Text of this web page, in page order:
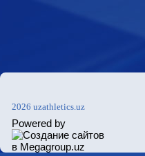
2026 uzathletics.uz
Powered by